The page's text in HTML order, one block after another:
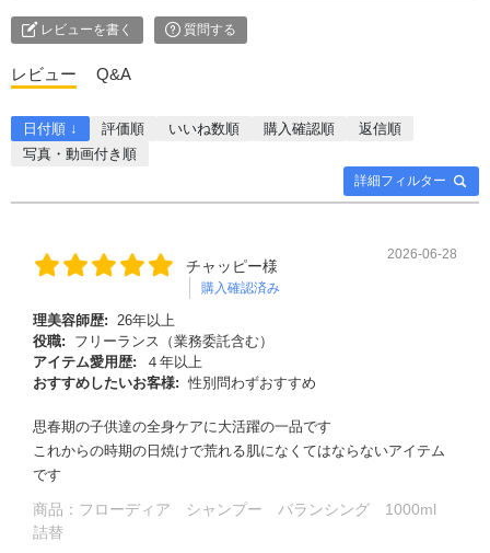
レビューを書く 質問する
レビュー Q&A
詳細フィルター
日付順 ↓ 評価順 いいね数順 購入確認順
返信順
写真・動画付き順
チャッピー様
購入確認済み
2026-06-28
理美容師歴: 26年以上
役職:
フリーランス（業務委託含む）
アイテム愛用歴:
４年以上
おすすめしたいお客様: 性別問わずおすすめ
思春期の子供達の全身ケアに大活躍の一品です
これからの時期の日焼けで荒れる肌になくてはならないアイテム
です
商品： フローディア シャンプー バランシング 1000ml
詰替